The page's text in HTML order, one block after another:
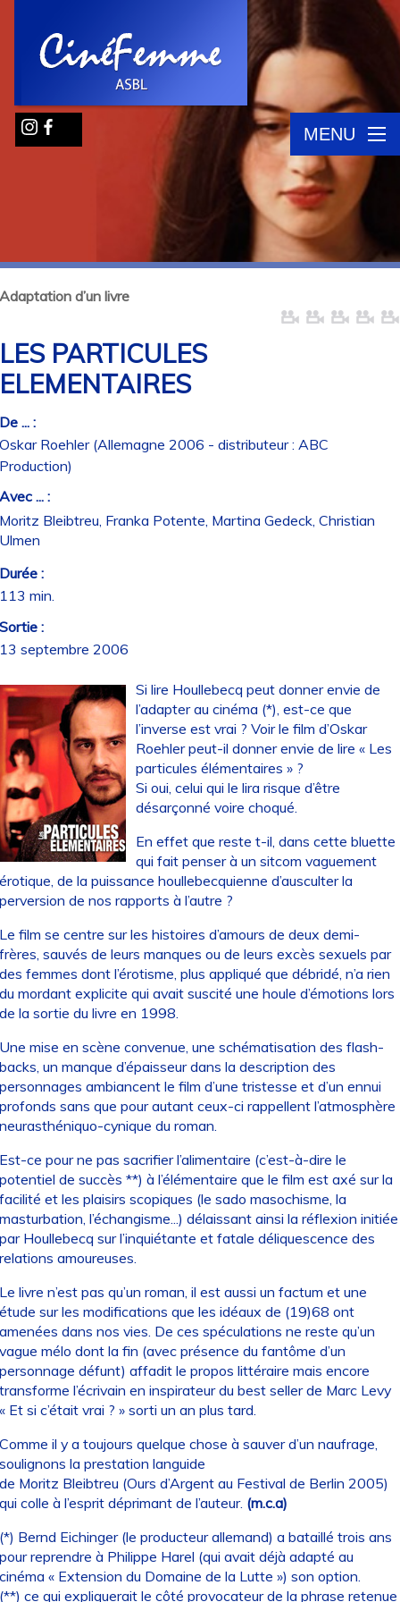
MENU
d’un livre
PARTICULES
... :
Roehler (Allemagne 2006 - distributeur : ABC
... :
Bleibtreu, Franka Potente, Martina Gedeck, Christian
:
min.
:
septembre 2006
Si lire Houllebecq peut donner envie de
l’adapter au cinéma (*), est-ce que
l’inverse est vrai ? Voir le film d’Oskar
Roehler peut-il donner envie de lire « Les
particules élémentaires » ?
Si oui, celui qui le lira risque d’être
désarçonné voire choqué.
En effet que reste t-il, dans cette bluette
qui fait penser à un sitcom vaguement
de la puissance houllebecquienne d’ausculter la
de nos rapports à l’autre ?
film se centre sur les histoires d’amours de deux demi-
sauvés de leurs manques ou de leurs excès sexuels par
femmes dont l’érotisme, plus appliqué que débridé, n’a rien
mordant explicite qui avait suscité une houle d’émotions lors
la sortie du livre en 1998.
mise en scène convenue, une schématisation des flash-
un manque d’épaisseur dans la description des
ambiancent le film d’une tristesse et d’un ennui
sans que pour autant ceux-ci rappellent l’atmosphère
cynique du roman.
ce pour ne pas sacrifier l’alimentaire (c’est-à-dire le
de succès **) à l’élémentaire que le film est axé sur la
et les plaisirs scopiques (le sado masochisme, la
l’échangisme...) délaissant ainsi la réflexion initiée
Houllebecq sur l’inquiétante et fatale déliquescence des
amoureuses.
livre n’est pas qu’un roman, il est aussi un factum et une
sur les modifications que les idéaux de (19)68 ont
dans nos vies. De ces spéculations ne reste qu’un
mélo dont la fin (avec présence du fantôme d’un
défunt) affadit le propos littéraire mais encore
l’écrivain en inspirateur du best seller de Marc Levy
Et si c’était vrai ? » sorti un an plus tard.
il y a toujours quelque chose à sauver d’un naufrage,
la prestation languide
Moritz Bleibtreu (Ours d’Argent au Festival de Berlin 2005)
colle à l’esprit déprimant de l’auteur. (m.c.a)
Bernd Eichinger (le producteur allemand) a bataillé trois ans
reprendre à Philippe Harel (qui avait déjà adapté au
« Extension du Domaine de la Lutte ») son option.
ce qui expliquerait le côté provocateur de la phrase retenue